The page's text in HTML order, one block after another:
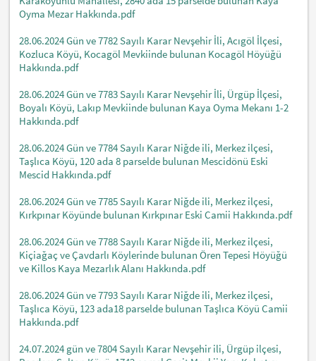
Oyma Mezar Hakkında.pdf
28.06.2024 Gün ve 7782 Sayılı Karar Nevşehir İli, Acıgöl İlçesi,
Kozluca Köyü, Kocagöl Mevkiinde bulunan Kocagöl Höyüğü
Hakkında.pdf
28.06.2024 Gün ve 7783 Sayılı Karar Nevşehir İli, Ürgüp İlçesi,
Boyalı Köyü, Lakıp Mevkiinde bulunan Kaya Oyma Mekanı 1-2
Hakkında.pdf
28.06.2024 Gün ve 7784 Sayılı Karar Niğde ili, Merkez ilçesi,
Taşlıca Köyü, 120 ada 8 parselde bulunan Mescidönü Eski
Mescid Hakkında.pdf
28.06.2024 Gün ve 7785 Sayılı Karar Niğde ili, Merkez ilçesi,
Kırkpınar Köyünde bulunan Kırkpınar Eski Camii Hakkında.pdf
28.06.2024 Gün ve 7788 Sayılı Karar Niğde ili, Merkez ilçesi,
Kiçiağaç ve Çavdarlı Köylerinde bulunan Ören Tepesi Höyüğü
ve Killos Kaya Mezarlık Alanı Hakkında.pdf
28.06.2024 Gün ve 7793 Sayılı Karar Niğde ili, Merkez ilçesi,
Taşlıca Köyü, 123 ada18 parselde bulunan Taşlıca Köyü Camii
Hakkında.pdf
24.07.2024 gün ve 7804 Sayılı Karar Nevşehir ili, Ürgüp ilçesi,